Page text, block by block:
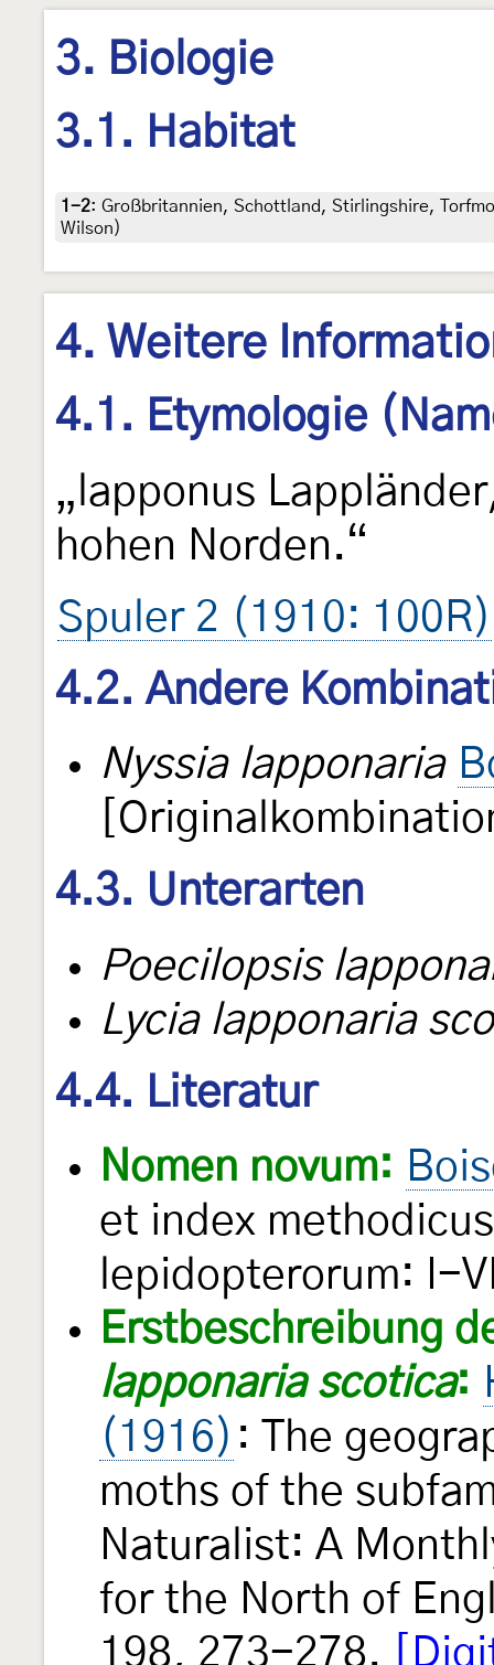
3. Biologie
3.1. Habitat
1-2: Großbritannien, Schottland, Stirlingshire,
Wilson)
4. Weitere
4.1. Etymologie
„lapponus
hohen Norden.“
Spuler 2 (1910: 100R)
4.2. Andere
Nyssia lapponaria
4.3. Unterarten
Poecilopsis
Lycia lapponaria
4.4. Literatur
Nomen novum:
et index
lepidopterorum: I-
Erstbeschreibung
lapponaria scotica:
(1916) : The
moths of the
Naturalist: A
for the North of
198, 273-278.